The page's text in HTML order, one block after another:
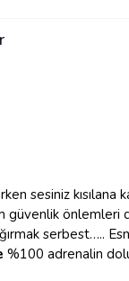
sesiniz kısılana
önlemleri
serbest…..
%100 adrenalin